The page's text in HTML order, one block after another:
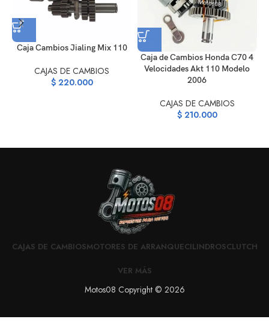
Caja Cambios Jialing Mix 110
CAJAS DE CAMBIOS
$220.000
Caja de Cambios Honda C70 4
Velocidades Akt 110 Modelo
2006
CAJAS DE CAMBIOS
$210.000
CAJAS DE CAMBIOSMOTORES DE ARRANQUECILINDROSCLUTCH
VER MÁS
Motos08 Copyright © 2026